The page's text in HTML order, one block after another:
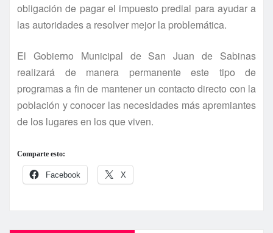
obligación de pagar el impuesto predial para ayudar a
las autoridades a resolver mejor la problemática.
El Gobierno Municipal de San Juan de Sabinas
realizará de manera permanente este tipo de
programas a fin de mantener un contacto directo con la
población y conocer las necesidades más apremiantes
de los lugares en los que viven.
Comparte esto:
Facebook X